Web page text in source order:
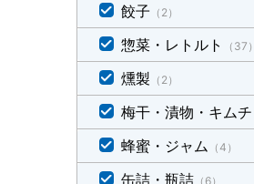
餃子 （2）
惣菜・レトルト （37）
燻製 （2）
梅干・漬物・キムチ
蜂蜜・ジャム （4）
缶詰・瓶詰 （6）